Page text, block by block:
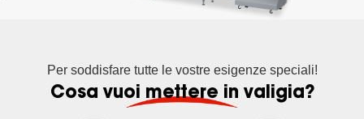
Per soddisfare tutte le vostre esigenze speciali!
Cosa vuoi mettere in valigia?